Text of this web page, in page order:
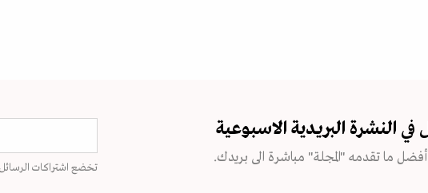
في النشرة البريدية الاسبوعية
ما تقدمه "المجلة" مباشرة الى بريدك.
تخضع اشتراكات